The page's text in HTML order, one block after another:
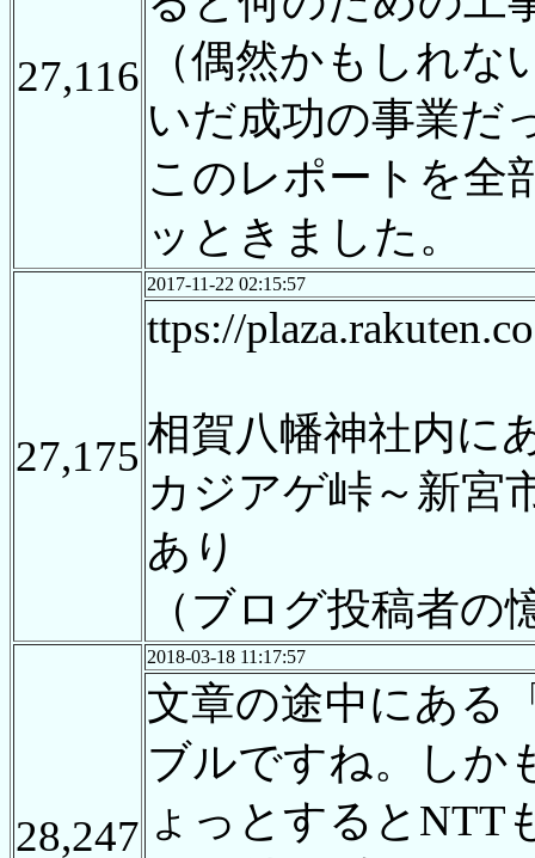
27,116
（偶然かもしれ
いだ成功の事業だ
このレポートを全
ッときました。
27,175
2017-11-22 02:15:57
ttps://
相賀八幡神社内に
カジアゲ峠～新宮
あり
（ブログ投稿者
28,247
2018-03-18 11:17:57
文章の途中にある
ブルですね。しか
ょっとするとNTT